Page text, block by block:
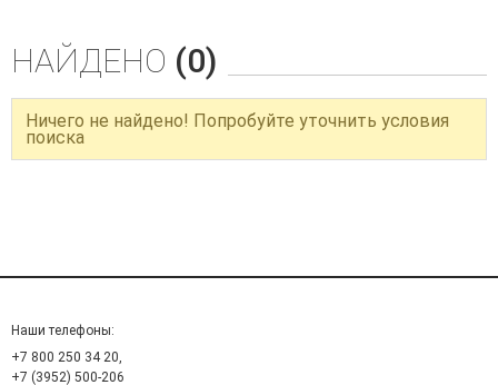
НАЙДЕНО (0)
Ничего не найдено! Попробуйте уточнить условия
поиска
Наши телефоны:
+7 800 250 34 20,
+7 (3952) 500-206